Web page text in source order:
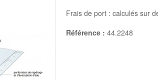
Frais de port : calculés sur
Référence : 44.2248